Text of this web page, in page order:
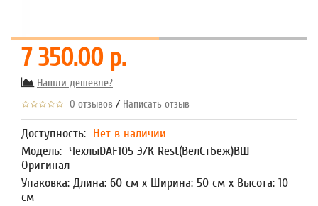
7 350.00 р.
Нашли дешевле?
0 отзывов / Написать отзыв
Доступность: Нет в наличии
Модель: ЧехлыDAF105 Э/К Rest(ВелСтБеж)ВШ
Оригинал
Упаковка: Длина: 60 см x Ширина: 50 см x Высота: 10
см